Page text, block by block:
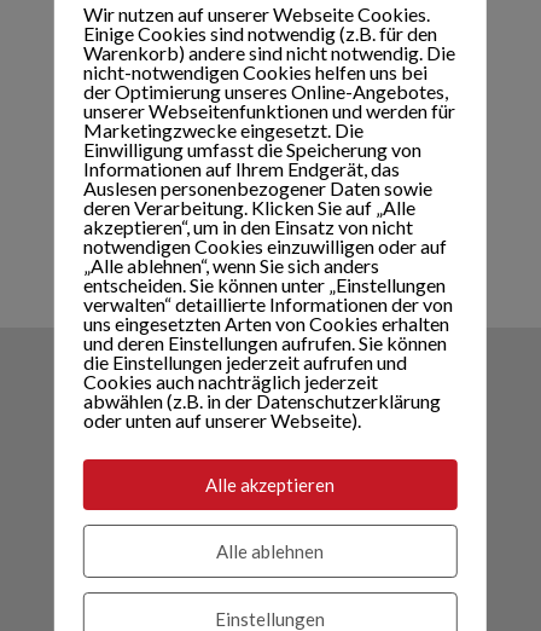
MVZ Kaltenbach
Dorfplatz 3, A-6272 Kaltenbach
T: +43 (0)5283 – 2858, Fax: DW - 58
Mail:office@medvz.at
Wir nutzen auf unserer Webseite Cookies.
Einige Cookies sind notwendig (z.B. für den
Warenkorb) andere sind nicht notwendig. Die
nicht-notwendigen Cookies helfen uns bei
der Optimierung unseres Online-Angebotes,
unserer Webseitenfunktionen und werden für
Marketingzwecke eingesetzt. Die
Einwilligung umfasst die Speicherung von
Informationen auf Ihrem Endgerät, das
Auslesen personenbezogener Daten sowie
deren Verarbeitung. Klicken Sie auf „Alle
akzeptieren“, um in den Einsatz von nicht
notwendigen Cookies einzuwilligen oder auf
„Alle ablehnen“, wenn Sie sich anders
entscheiden. Sie können unter „Einstellungen
verwalten“ detaillierte Informationen der von
uns eingesetzten Arten von Cookies erhalten
und deren Einstellungen aufrufen. Sie können
die Einstellungen jederzeit aufrufen und
Cookies auch nachträglich jederzeit
abwählen (z.B. in der Datenschutzerklärung
oder unten auf unserer Webseite).
Alle akzeptieren
Alle ablehnen
Einstellungen